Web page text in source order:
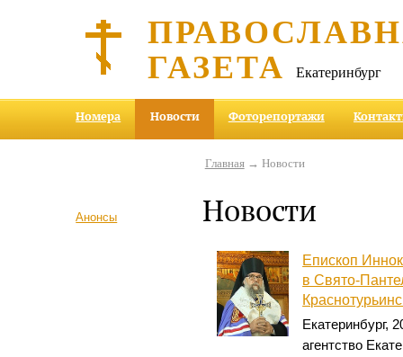
ГАЗЕТА Екатеринбург
Номера Новости Фоторепортажи
Анонсы
Главная→ Новости
Новости
Епископ
в Свято-
Екатеринбург,
агентство